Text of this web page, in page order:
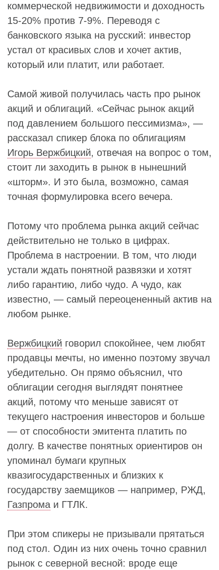
коммерческой недвижимости и доходность
15-20% против 7-9%. Переводя с
банковского языка на русский: инвестор
устал от красивых слов и хочет актив,
который или платит, или работает.
Самой живой получилась часть про рынок
акций и облигаций. «Сейчас рынок акций
под давлением большого пессимизма», —
рассказал спикер блока по облигациям
Игорь Вержбицкий, отвечая на вопрос о том,
стоит ли заходить в рынок в нынешний
«шторм». И это была, возможно, самая
точная формулировка всего вечера.
Потому что проблема рынка акций сейчас
действительно не только в цифрах.
Проблема в настроении. В том, что люди
устали ждать понятной развязки и хотят
либо гарантию, либо чудо. А чудо, как
известно, — самый переоцененный актив на
любом рынке.
Вержбицкий говорил спокойнее, чем любят
продавцы мечты, но именно поэтому звучал
убедительно. Он прямо объяснил, что
облигации сегодня выглядят понятнее
акций, потому что меньше зависят от
текущего настроения инвесторов и больше
— от способности эмитента платить по
долгу. В качестве понятных ориентиров он
упоминал бумаги крупных
квазигосударственных и близких к
государству заемщиков — например, РЖД,
Газпрома и ГТЛК.
При этом спикеры не призывали прятаться
под стол. Один из них очень точно сравнил
рынок с северной весной: вроде еще